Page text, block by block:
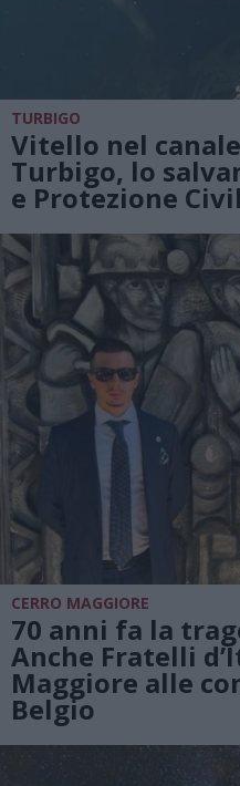
TURBIGO
Vitello nel
Turbigo, lo
e Protezione
CERRO MAGGIORE
70 anni fa la
Anche Fratelli
Maggiore alle
Belgio